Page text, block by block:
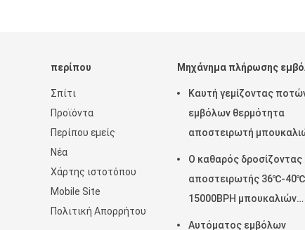
περίπου
Σπίτι
Προϊόντα
Περίπου εμείς
Νέα
Χάρτης ιστοτόπου
Mobile Site
Πολιτική Απορρήτου
Μηχάνημα πλήρωσης
Καυτή γεμίζοντας
εμβόλων θερμότητα
αποστειρωτή
γεμίζοντας μηχανών
ηλεκτρική από τον
κουλουριασμένο καυτό
Ο καθαρός δροσίζοντας
αποστειρωτής 36℃-40℃
15000BPH μπουκαλιών
μηχανών πλήρωσης
Αυτόματος εμβόλων